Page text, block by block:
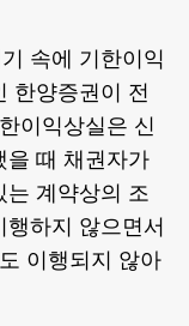
속에 기한이익
한양증권이 전
이익상실은 신
을 때 채권자가
는 계약상의 조
하지 않으면서
이행되지 않아